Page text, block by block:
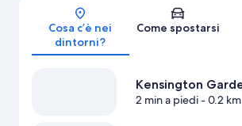
Mappa
Cosa c’è nei
dintorni?
Come spostarsi
Kensington
2 min a piedi- 0.2 km